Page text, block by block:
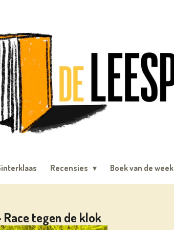
Recensies Boek van de week
tegen de klok